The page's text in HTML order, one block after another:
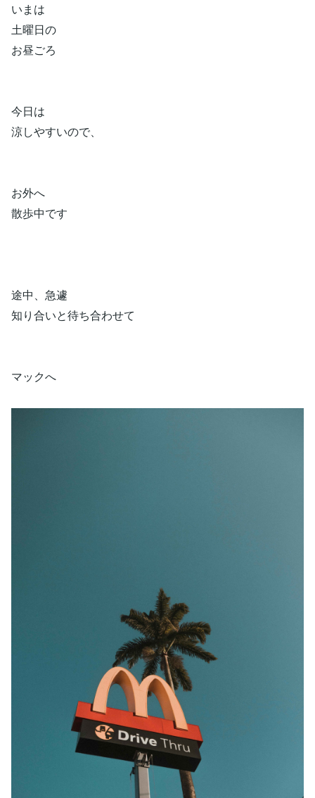
いまは
土曜日の
お昼ごろ
今日は
涼しやすいので、
お外へ
散歩中です
途中、急遽
知り合いと待ち合わせて
マックへ